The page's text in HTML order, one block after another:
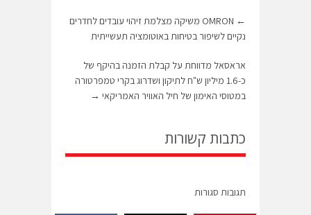
←
OMRON משיקה מצלמת זיהוי עובדים לחדרים
נקיים לשיפור בטיחות באוטומציה תעשייתית
אראסאל מדווחת על קבלת הזמנה בהיקף של
כ-1.6 מיליון ש"ח לתיקון ושדרוג בקרי טמפרטורה
במטוסי האימון של חיל האוויר האמריקאי →
כתבות קשורות
תגובות סגורות